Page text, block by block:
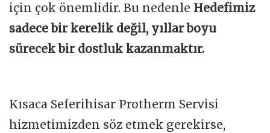
için çok önemlidir. Bu nedenle Hedefimiz
sadece bir kerelik değil, yıllar boyu
sürecek bir dostluk kazanmaktır.
Kısaca Seferihisar Protherm Servisi
hizmetimizden söz etmek gerekirse,